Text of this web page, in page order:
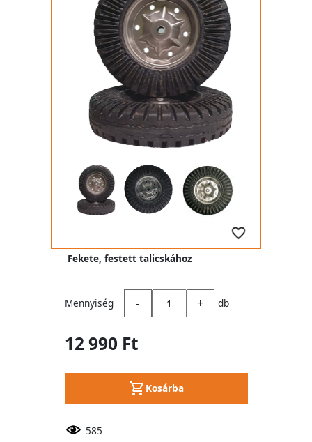
Fekete, festett talicskához
Mennyiség - + db
12 990 Ft
Kosárba
585